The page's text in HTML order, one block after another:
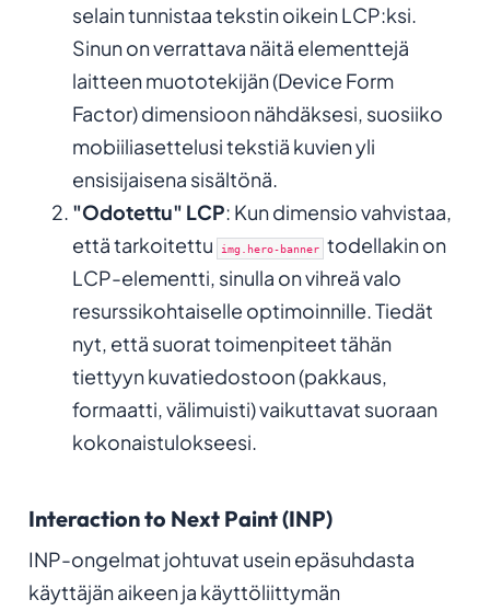
selain tunnistaa tekstin oikein LCP:ksi.
Sinun on verrattava näitä elementtejä
laitteen muototekijän (Device Form
Factor) dimensioon nähdäksesi, suosiiko
mobiiliasettelusi tekstiä kuvien yli
ensisijaisena sisältönä.
"Odotettu" LCP: Kun dimensio vahvistaa,
että tarkoitettu
img.hero-banner todellakin on
LCP-elementti, sinulla on vihreä valo
resurssikohtaiselle optimoinnille. Tiedät
nyt, että suorat toimenpiteet tähän
tiettyyn kuvatiedostoon (pakkaus,
formaatti, välimuisti) vaikuttavat suoraan
kokonaistulokseesi.
Interaction to Next Paint (INP)
INP-ongelmat johtuvat usein epäsuhdasta
käyttäjän aikeen ja käyttöliittymän